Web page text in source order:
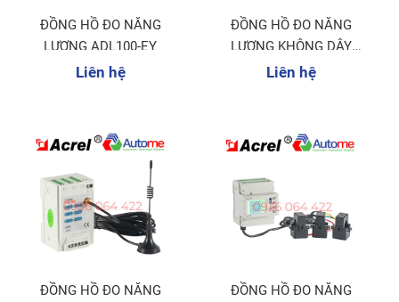
ĐỒNG HỒ ĐO NĂNG
LƯỢNG ADL100-EY
Liên hệ
ĐỒNG HỒ ĐO NĂNG
LƯỢNG KHÔNG DÂY
ADW300
Liên hệ
ĐỒNG HỒ ĐO NĂNG
ĐỒNG HỒ ĐO NĂNG